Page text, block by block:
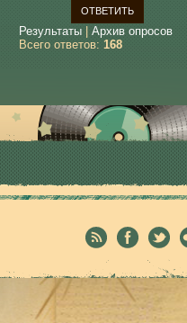
Результаты| Архив опросов
Всего ответов: 168